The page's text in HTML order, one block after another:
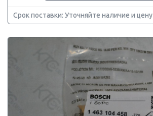
Срок поставки: Уточняйте наличие и цену